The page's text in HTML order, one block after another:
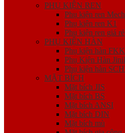
PHỤ KIỆN REN
Phụ kiện ren Mech
Phụ kiện ren K1
Phụ kiện ren giá rẻ
PHỤ KIỆN HÀN
Phụ kiện hàn
Phụ Kiện Hàn
Phụ kiện hàn
MẶT BÍCH
Mặt bích JIS
Mặt bích BS
Mặt bích ANSI
Mặt bích DIN
Mặt bích mù